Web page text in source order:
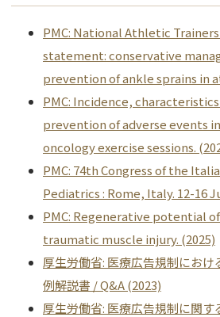
PMC: National Athletic
statement: conservative
prevention of ankle sprains in
PMC: Incidence,
prevention of adverse events
oncology exercise sessions.
PMC: 74th Congress of the
Pediatrics : Rome, Italy. 12-16
PMC: Regenerative potential
traumatic muscle injury. (2025)
厚生労働省: 医療広告規制にお
例解説書 / Q&A (2023)
厚生労働省: 医療広告規制に関す